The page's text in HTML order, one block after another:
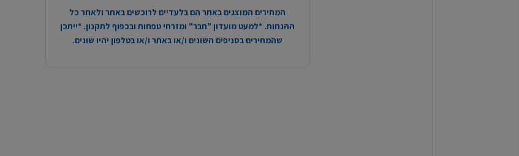
המחירים המוצגים באתר הם בלעדיים לרוכשים באתר ולאחר כל
ההנחות. *למעט מועדון "חבר" ומזרחי טפחות ובכפוף לתקנון. *ייתכן
שהמחירים בסניפים השונים ו/או באתר ו/או בטלפון יהיו שונים.